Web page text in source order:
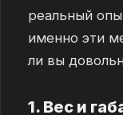
реальный
именно эти
ли вы
1. Вес и